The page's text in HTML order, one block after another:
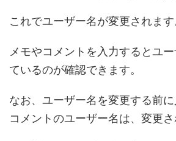
これでユーザー名が変更されます
メモやコメントを入力するとユ
ているのが確認できます。
なお、ユーザー名を変更する前
コメントのユーザー名は、変更さ